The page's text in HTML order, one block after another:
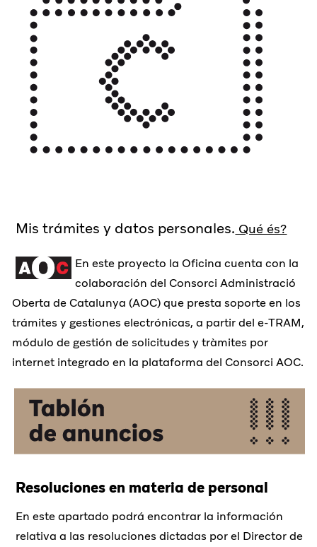
Mis trámites y datos personales. Qué és?
En este proyecto la Oficina cuenta con la
colaboración del Consorci Administració
Oberta de Catalunya (AOC) que presta soporte en los
trámites y gestiones electrónicas, a partir del e-TRAM,
módulo de gestión de solicitudes y tràmites por
internet integrado en la plataforma del Consorci AOC.
Resoluciones en materia de personal
En este apartado podrá encontrar la información
relativa a las resoluciones dictadas por el Director de